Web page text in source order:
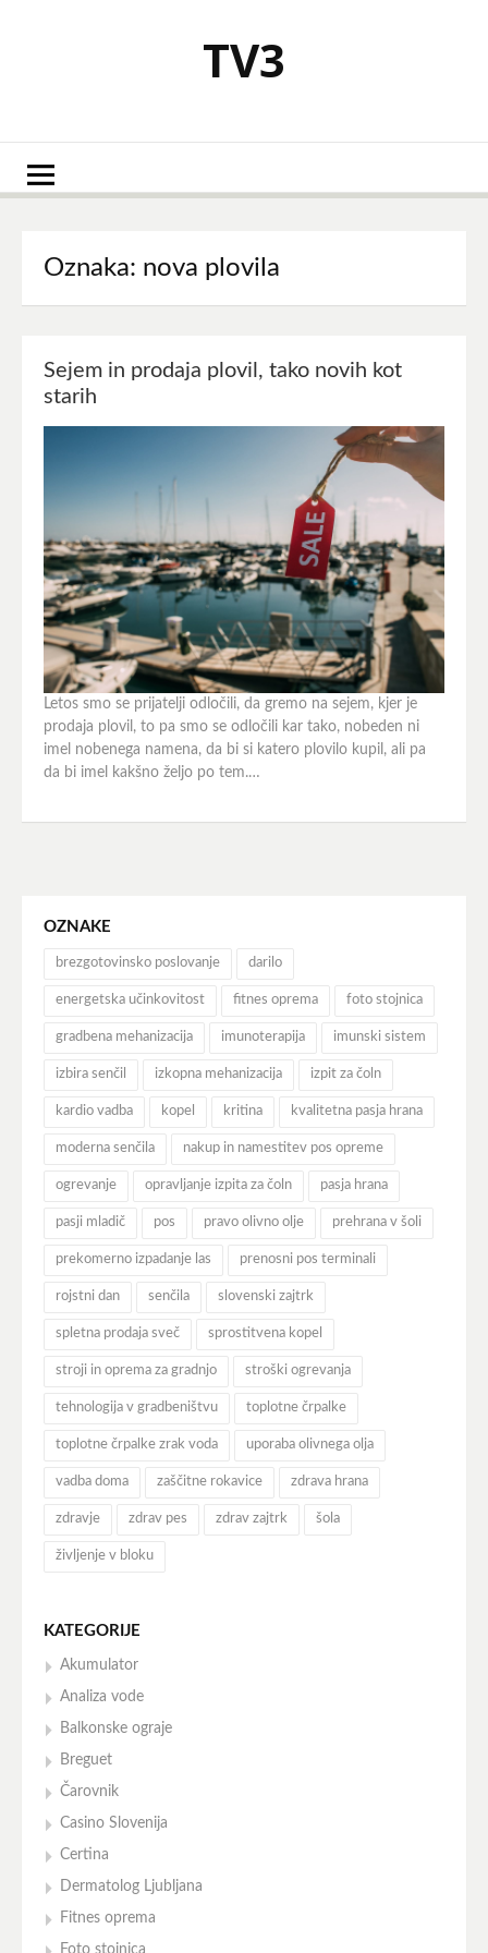
TV3
Oznaka: nova plovila
Sejem in prodaja plovil, tako novih kot
starih
Letos smo se prijatelji odločili, da gremo na sejem, kjer je
prodaja plovil, to pa smo se odločili kar tako, nobeden ni
imel nobenega namena, da bi si katero plovilo kupil, ali pa
da bi imel kakšno željo po tem.…
OZNAKE
brezgotovinsko poslovanje darilo
energetska učinkovitost fitnes oprema foto stojnica
gradbena mehanizacija imunoterapija imunski sistem
izbira senčil izkopna mehanizacija izpit za čoln
kardio vadba kopel kritina kvalitetna pasja hrana
moderna senčila nakup in namestitev pos opreme
ogrevanje opravljanje izpita za čoln pasja hrana
pasji mladič pos pravo olivno olje prehrana v šoli
prekomerno izpadanje las prenosni pos terminali
rojstni dan senčila slovenski zajtrk
spletna prodaja sveč sprostitvena kopel
stroji in oprema za gradnjo stroški ogrevanja
tehnologija v gradbeništvu toplotne črpalke
toplotne črpalke zrak voda uporaba olivnega olja
vadba doma zaščitne rokavice zdrava hrana
zdravje zdrav pes zdrav zajtrk šola
življenje v bloku
KATEGORIJE
Akumulator
Analiza vode
Balkonske ograje
Breguet
Čarovnik
Casino Slovenija
Certina
Dermatolog Ljubljana
Fitnes oprema
Foto stojnica